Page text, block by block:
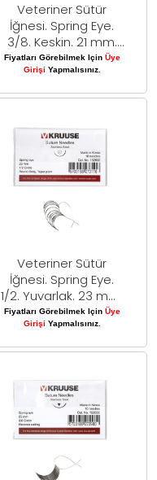
Veteriner Sütür
İğnesi. Spring Eye.
3/8. Keskin. 21 mm.
10/pk
Fiyatları Görebilmek Için Üye
Girişi Yapmalısınız.
Veteriner Sütür
İğnesi. Spring Eye.
1/2. Yuvarlak. 23 mm.
10/pk
Fiyatları Görebilmek Için Üye
Girişi Yapmalısınız.